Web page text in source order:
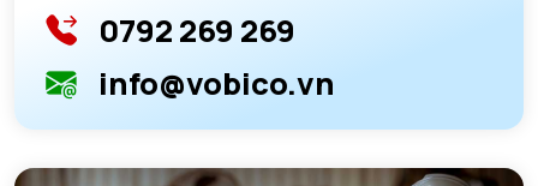
0792 269 269
info@vobico.vn